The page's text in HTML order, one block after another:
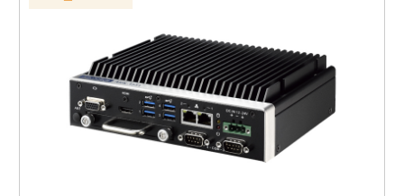
可插拔 2.5 吋 SATA 硬碟托架與 mSATA 插槽，支援
支援 Advantech SQF PCIe x2 NVMe 儲存
顯示輸出：支援 HDMI 4K2K 與 VGA 雙獨立顯示
作業系統支援：相容 Windows 10 IoT/ Windows 11
電源管理：支援 12V ~ 24V（-10% / +20%）寬範圍
儲存擴充彈性：
支援 Advantech SQF PCIe x2 NVMe 儲存
顯示輸出：支援 HDMI 4K2K 與 VGA 雙獨立顯示
作業系統支援：相容 Windows 10 IoT/ Windows 11 IoT
電源管理： 支援 12V ~ 24V（-10% / +20%）寬範圍電源
輸入
不具 RED 認證
規格諮詢 / 案場規劃 / 交期確認請點此